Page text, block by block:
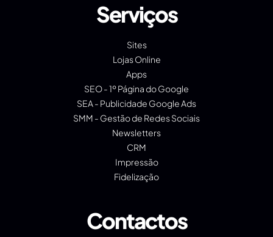
Serviços
Sites
Lojas Online
Apps
SEO - 1º Página do Google
SEA - Publicidade Google Ads
SMM - Gestão de Redes Sociais
Newsletters
CRM
Impressão
Fidelização
Contactos